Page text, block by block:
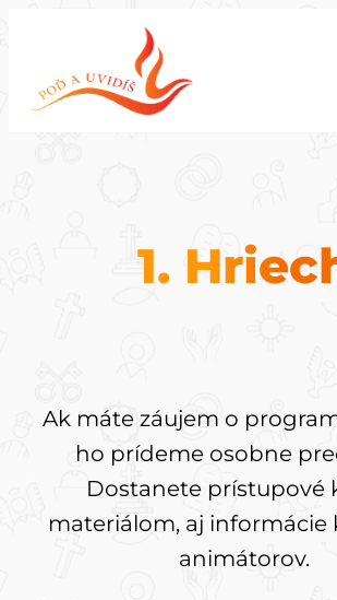
obsah
1.
Ak máte záujem o
ho prídeme osobne
Dostanete prístupové
materiálom, aj informácie
animátorov.